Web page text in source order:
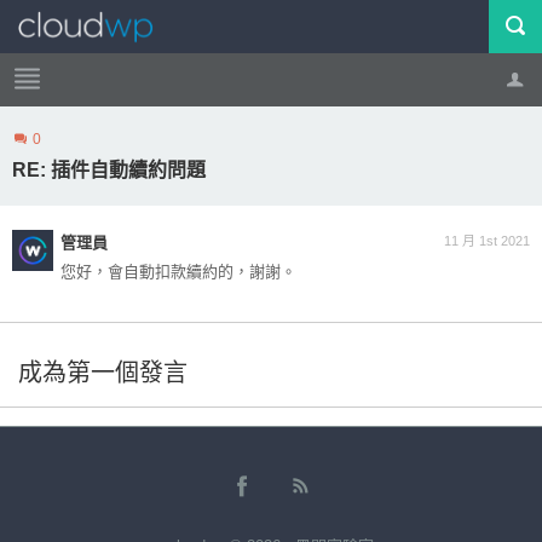
帳號
0
RE: 插件自動續約問題
11 月 1st 2021
管理員
您好，會自動扣款續約的，謝謝。
成為第一個發言